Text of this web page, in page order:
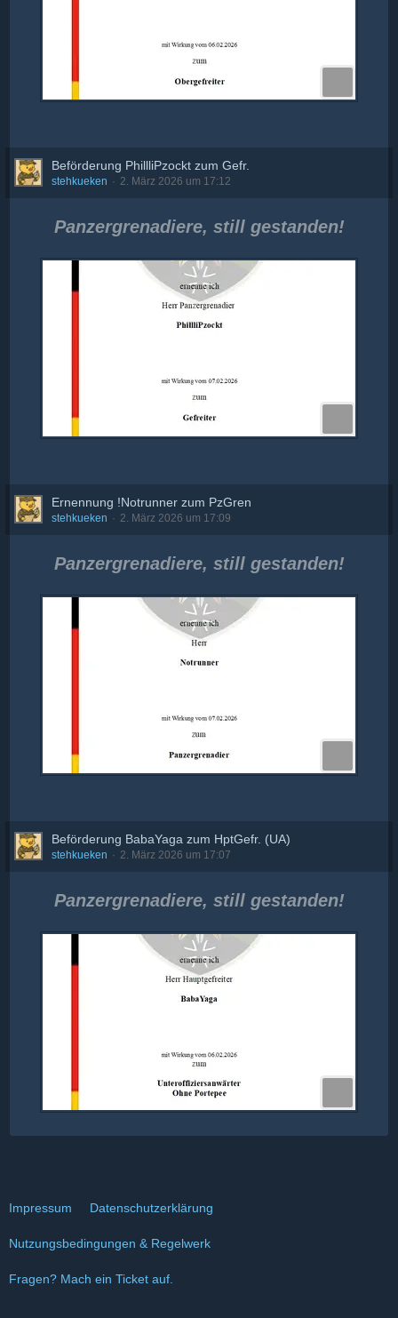
Beförderung PhillliPzockt zum Gefr.
stehkueken 2. März 2026 um 17:12
Panzergrenadiere, still gestanden!
Ernennung !Notrunner zum PzGren
stehkueken 2. März 2026 um 17:09
Panzergrenadiere, still gestanden!
Beförderung BabaYaga zum HptGefr. (UA)
stehkueken 2. März 2026 um 17:07
Panzergrenadiere, still gestanden!
Impressum Datenschutzerklärung
Nutzungsbedingungen & Regelwerk
Fragen? Mach ein Ticket auf.